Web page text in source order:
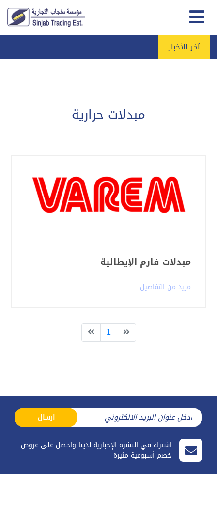
آخر الأخبار
مبدلات حرارية
مبدلات فارم الإيطالية
مزيد من التفاصيل
1
ارسال
اشترك في النشرة الإخبارية لدينا واحصل على عروض
خصم أسبوعية مثيرة